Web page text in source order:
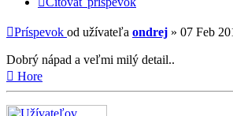
Príspevok od užívateľa ondrej » 07 Feb
Dobrý nápad a veľmi milý detail..
Hore